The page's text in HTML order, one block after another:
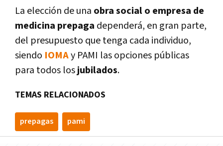
La elección de una obra social o empresa de
medicina prepaga dependerá, en gran parte,
del presupuesto que tenga cada individuo,
siendo IOMAy PAMI las opciones públicas
para todos losjubilados.
TEMAS RELACIONADOS
prepagas pami